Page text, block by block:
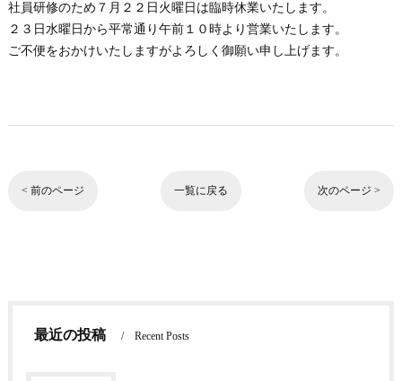
社員研修のため７月２２日火曜日は臨時休業いたします。
２３日水曜日から平常通り午前１０時より営業いたします。
ご不便をおかけいたしますがよろしく御願い申し上げます。
< 前のページ 一覧に戻る 次のページ >
最近の投稿 Recent Posts